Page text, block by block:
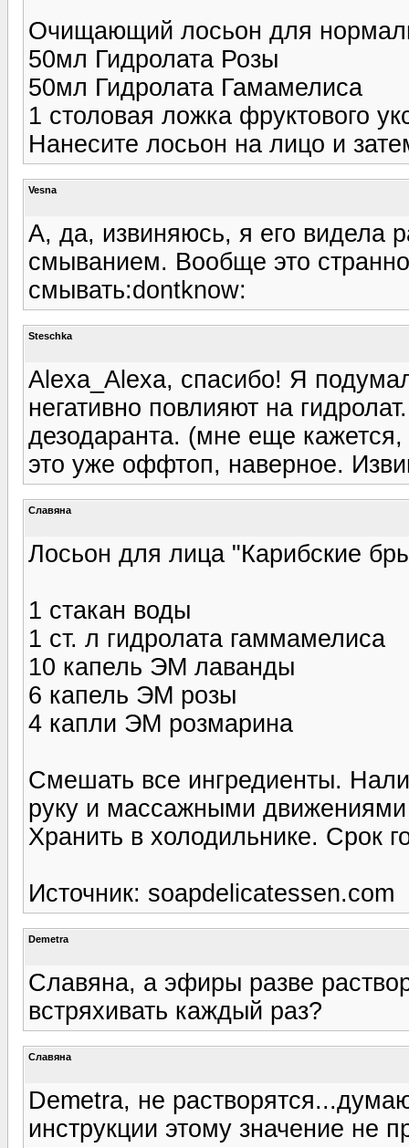
Очищающий лосьон для
50мл Гидролата Розы
50мл Гидролата Гамамелиса
1 столовая ложка фруктового
Нанесите лосьон на лицо и
Vesna
А, да, извиняюсь, я его видела
смыванием. Вообще это
смывать:dontknow:
Steschka
Alexa_Alexa, спасибо! Я
негативно повлияют на
дезодаранта. (мне еще
это уже оффтоп, наверное.
Славяна
Лосьон для лица "Карибские
1 стакан воды
1 ст. л гидролата гаммамелиса
10 капель ЭМ лаванды
6 капель ЭМ розы
4 капли ЭМ розмарина
Смешать все ингредиенты.
руку и массажными
Хранить в холодильнике. Срок
Источник: soapdelicatessen.com
Demetra
Славяна, а эфиры разве
встряхивать каждый раз?
Славяна
Demetra, не
инструкции этому значение не